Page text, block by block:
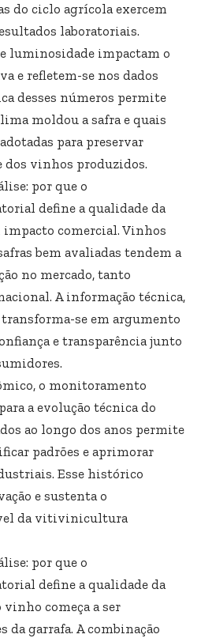
do ciclo agrícola exercem
laboratoriais.
luminosidade impactam o
e refletem-se nos dados
desses números permite
moldou a safra e quais
para preservar
dos vinhos produzidos.
por que o
define a qualidade da
comercial. Vinhos
bem avaliadas tendem a
no mercado, tanto
A informação técnica,
se em argumento
e transparência junto
o monitoramento
a evolução técnica do
ao longo dos anos permite
padrões e aprimorar
Esse histórico
e sustenta o
da vitivinicultura
por que o
define a qualidade da
começa a ser
garrafa. A combinação